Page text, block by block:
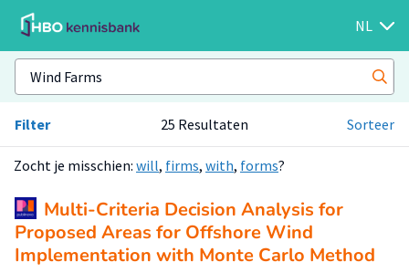
NL
Filter 25 Resultaten Sorteer
Zocht je misschien: will, firms, with, forms?
Multi-Criteria Decision Analysis for
Proposed Areas for Offshore Wind
Implementation with Monte Carlo Method